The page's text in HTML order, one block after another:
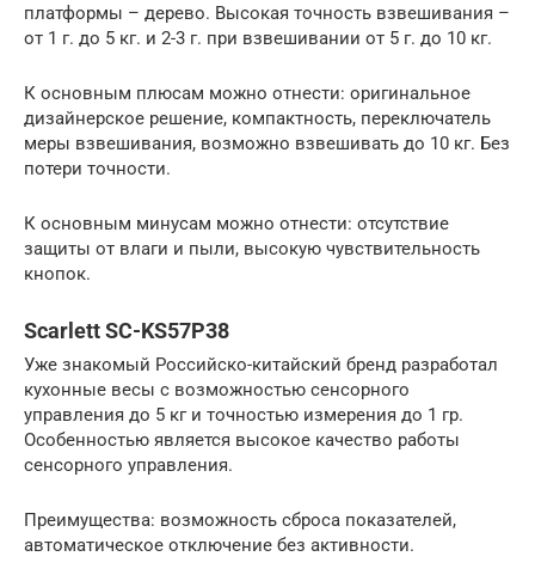
платформы – дерево. Высокая точность взвешивания –
от 1 г. до 5 кг. и 2-3 г. при взвешивании от 5 г. до 10 кг.
К основным плюсам можно отнести: оригинальное
дизайнерское решение, компактность, переключатель
меры взвешивания, возможно взвешивать до 10 кг. Без
потери точности.
К основным минусам можно отнести: отсутствие
защиты от влаги и пыли, высокую чувствительность
кнопок.
Scarlett SC-KS57P38
Уже знакомый Российско-китайский бренд разработал
кухонные весы с возможностью сенсорного
управления до 5 кг и точностью измерения до 1 гр.
Особенностью является высокое качество работы
сенсорного управления.
Преимущества: возможность сброса показателей,
автоматическое отключение без активности.